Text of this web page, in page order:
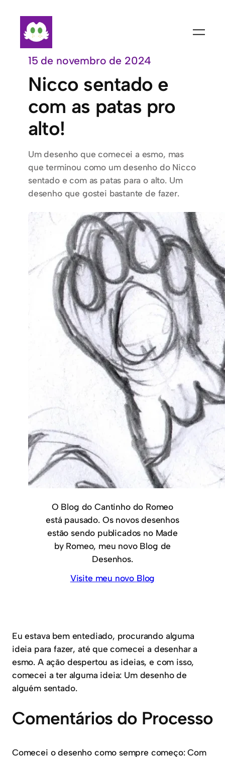
conteúdo
15 de novembro de 2024
Nicco sentado e
com as patas pro
alto!
Um desenho que comecei a esmo, mas
que terminou como um desenho do Nicco
sentado e com as patas para o alto. Um
desenho que gostei bastante de fazer.
O Blog do Cantinho do Romeo
está pausado. Os novos desenhos
estão sendo publicados no Made
by Romeo, meu novo Blog de
Desenhos.
Visite meu novo Blog
Eu estava bem entediado, procurando alguma
ideia para fazer, até que comecei a desenhar a
esmo. A ação despertou as ideias, e com isso,
comecei a ter alguma ideia: Um desenho de
alguém sentado.
Comentários do Processo
Comecei o desenho como sempre começo: Com